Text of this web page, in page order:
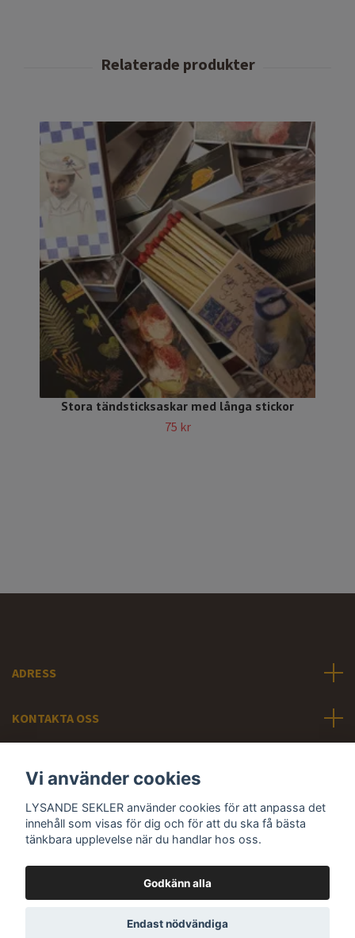
Stora tändsticksaskar med långa stickor
75 kr
ADRESS
KONTAKTA OSS
Sociala medier
© 2026 LYSANDE SEKLER - Svunna tiders belysning
Vi använder cookies
LYSANDE SEKLER använder cookies för att anpassa det
innehåll som visas för dig och för att du ska få bästa
tänkbara upplevelse när du handlar hos oss.
Godkänn alla
Endast nödvändiga